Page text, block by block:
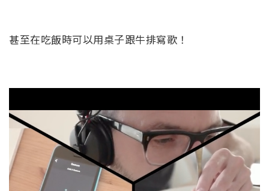
甚至在吃飯時可以用桌子跟牛排寫歌！